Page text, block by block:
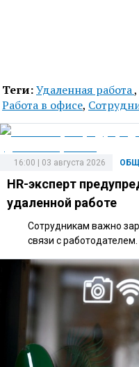
Теги:Удаленная работа,
Работа в офисе,
16:00 | 03 августа 2026
HR-эксперт
удаленной работе
Сотрудникам важно
связи с работодателем.